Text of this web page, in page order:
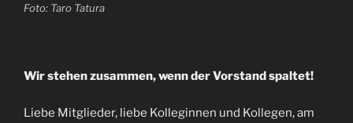
Foto: Taro Tatura
Wir stehen zusammen, wenn der Vorstand spaltet!
Liebe Mitglieder, liebe Kolleginnen und Kollegen, am